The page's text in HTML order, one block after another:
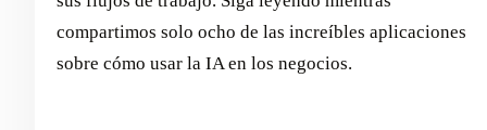
compartimos solo ocho de las increíbles aplicaciones
sobre cómo usar la IA en los negocios.